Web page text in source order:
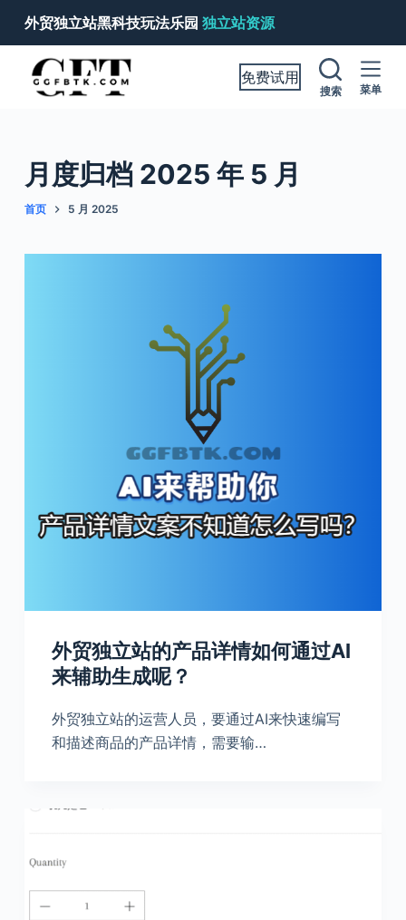
跳
过
内
外贸独立站黑科技玩法乐园 独立站资源
免费试用
搜索 菜单
月度归档2025 年 5 月
首页 5 月 2025
外贸独立站的产品详情如何通过AI
来辅助生成呢？
外贸独立站的运营人员，要通过AI来快速编写
和描述商品的产品详情，需要输…